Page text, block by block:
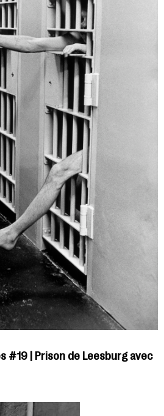
#19 | Prison de Leesburg avec